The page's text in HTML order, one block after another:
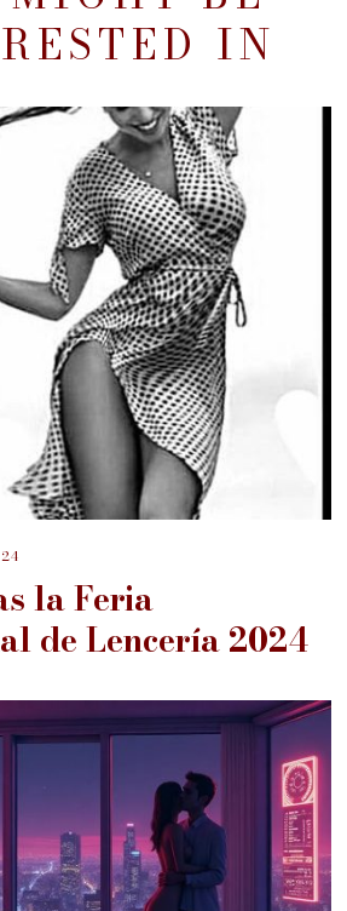
IN
la Feria
de Lencería 2024